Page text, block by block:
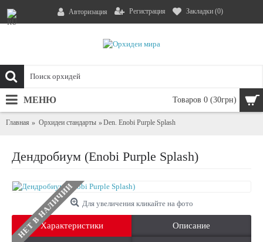
Авторизация Регистрация Закладки (0)
Товаров 0 (30грн)
МЕНЮ
Главная Орхидеи стандарты Den. Enobi Purple Splash
Дендробиум (Enobi Purple Splash)
НЕТ В НАЛИЧИИ Для увеличения кликайте на фото
Характеристики Описание